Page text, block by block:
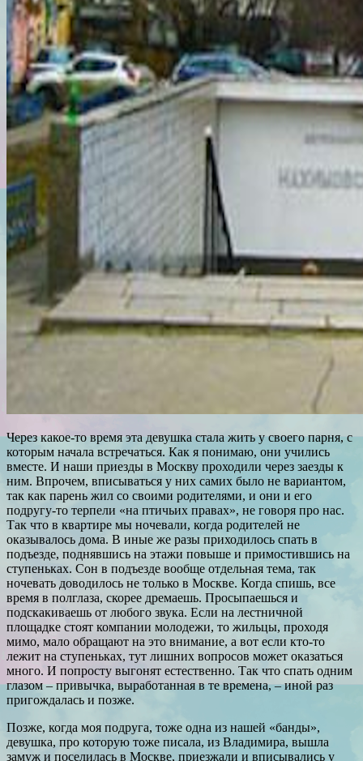
Через какое-то время эта девушка стала жить у своего парня, с
которым начала встречаться. Как я понимаю, они учились
вместе. И наши приезды в Москву проходили через заезды к
ним. Впрочем, вписываться у них самих было не вариантом,
так как парень жил со своими родителями, и они и его
подругу-то терпели «на птичьих правах», не говоря про нас.
Так что в квартире мы ночевали, когда родителей не
оказывалось дома. В иные же разы приходилось спать в
подъезде, поднявшись на этажи повыше и примостившись на
ступеньках. Сон в подъезде вообще отдельная тема, так
ночевать доводилось не только в Москве. Когда спишь, все
время в полглаза, скорее дремаешь. Просыпаешься и
подскакиваешь от любого звука. Если на лестничной
площадке стоят компании молодежи, то жильцы, проходя
мимо, мало обращают на это внимание, а вот если кто-то
лежит на ступеньках, тут лишних вопросов может оказаться
много. И попросту выгонят естественно. Так что спать одним
глазом – привычка, выработанная в те времена, – иной раз
пригождалась и позже.
Позже, когда моя подруга, тоже одна из нашей «банды»,
девушка, про которую тоже писала, из Владимира, вышла
замуж и поселилась в Москве, приезжали и вписывались у